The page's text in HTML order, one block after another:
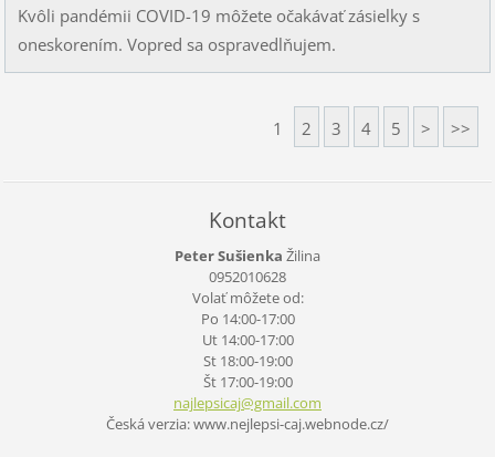
Kvôli pandémii COVID-19 môžete očakávať zásielky s
oneskorením. Vopred sa ospravedlňujem.
1 2 3 4 5 > >>
Kontakt
Peter Sušienka Žilina
0952010628
Volať môžete od:
Po 14:00-17:00
Ut 14:00-17:00
St 18:00-19:00
Št 17:00-19:00
najlepsicaj@gmail.com
Česká verzia: www.nejlepsi-caj.webnode.cz/